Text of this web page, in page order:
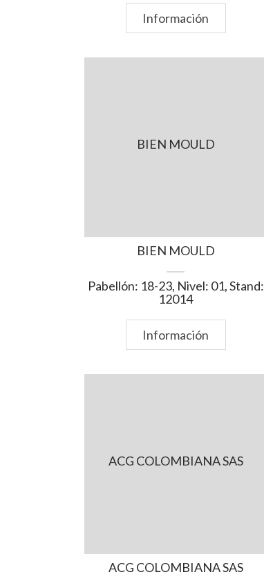
Información
BIEN MOULD
BIEN MOULD
Pabellón: 18-23, Nivel: 01, Stand:
12014
Información
ACG COLOMBIANA SAS
ACG COLOMBIANA SAS